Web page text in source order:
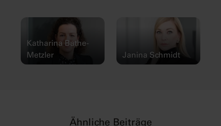
Katharina Bathe-
Metzler
Janina Schmidt
Ähnliche Beiträge